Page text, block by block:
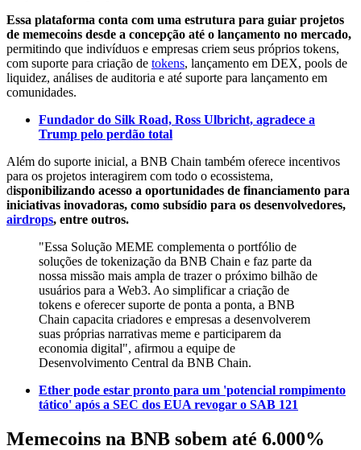
Essa plataforma conta com uma estrutura para guiar projetos
de memecoins desde a concepção até o lançamento no mercado,
permitindo que indivíduos e empresas criem seus próprios tokens,
com suporte para criação de tokens, lançamento em DEX, pools de
liquidez, análises de auditoria e até suporte para lançamento em
comunidades.
Fundador do Silk Road, Ross Ulbricht, agradece a
Trump pelo perdão total
Além do suporte inicial, a BNB Chain também oferece incentivos
para os projetos interagirem com todo o ecossistema,
disponibilizando acesso a oportunidades de financiamento para
iniciativas inovadoras, como subsídio para os desenvolvedores,
airdrops, entre outros.
"Essa Solução MEME complementa o portfólio de
soluções de tokenização da BNB Chain e faz parte da
nossa missão mais ampla de trazer o próximo bilhão de
usuários para a Web3. Ao simplificar a criação de
tokens e oferecer suporte de ponta a ponta, a BNB
Chain capacita criadores e empresas a desenvolverem
suas próprias narrativas meme e participarem da
economia digital", afirmou a equipe de
Desenvolvimento Central da BNB Chain.
Ether pode estar pronto para um 'potencial rompimento
tático' após a SEC dos EUA revogar o SAB 121
Memecoins na BNB sobem até 6.000%